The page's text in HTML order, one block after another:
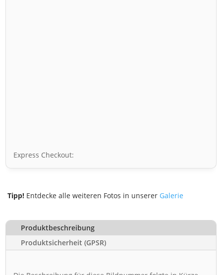
Express Checkout:
Tipp! Entdecke alle weiteren Fotos in unserer Galerie
Produktbeschreibung
Produktsicherheit (GPSR)